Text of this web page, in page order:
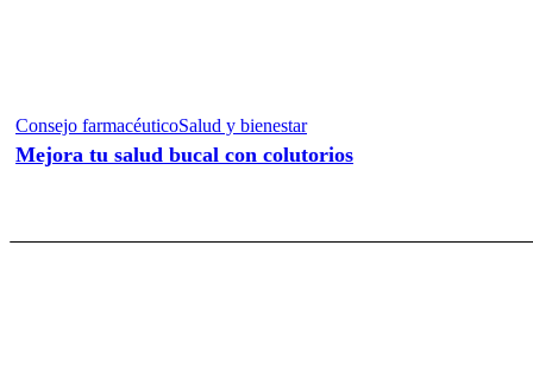
Consejo farmacéuticoSalud y bienestar
Mejora tu salud bucal con colutorios